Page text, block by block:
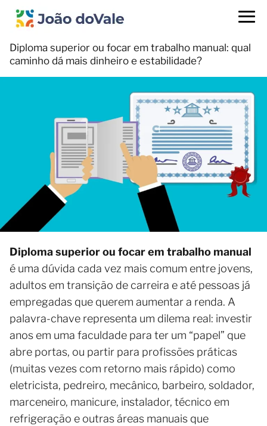
Diploma superior ou focar em trabalho manual: qual
caminho dá mais dinheiro e estabilidade?
Diploma superior ou focar em trabalho manual
é uma dúvida cada vez mais comum entre jovens,
adultos em transição de carreira e até pessoas já
empregadas que querem aumentar a renda. A
palavra-chave representa um dilema real: investir
anos em uma faculdade para ter um “papel” que
abre portas, ou partir para profissões práticas
(muitas vezes com retorno mais rápido) como
eletricista, pedreiro, mecânico, barbeiro, soldador,
marceneiro, manicure, instalador, técnico em
refrigeração e outras áreas manuais que